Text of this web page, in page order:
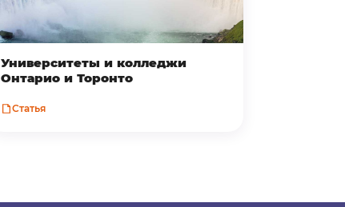
Университеты и колледжи
Онтарио и Торонто
Статья